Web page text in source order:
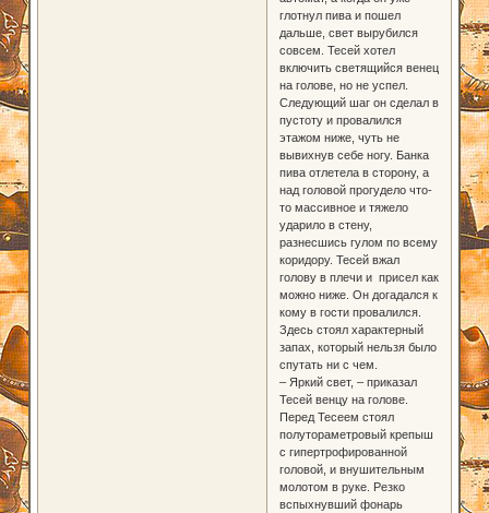
глотнул пива и пошел
дальше, свет вырубился
совсем. Тесей хотел
включить светящийся венец
на голове, но не успел.
Следующий шаг он сделал в
пустоту и провалился
этажом ниже, чуть не
вывихнув себе ногу. Банка
пива отлетела в сторону, а
над головой прогудело что-
то массивное и тяжело
ударило в стену,
разнесшись гулом по всему
коридору. Тесей вжал
голову в плечи и присел как
можно ниже. Он догадался к
кому в гости провалился.
Здесь стоял характерный
запах, который нельзя было
спутать ни с чем.
– Яркий свет, – приказал
Тесей венцу на голове.
Перед Тесеем стоял
полутораметровый крепыш
с гипертрофированной
головой, и внушительным
молотом в руке. Резко
вспыхнувший фонарь